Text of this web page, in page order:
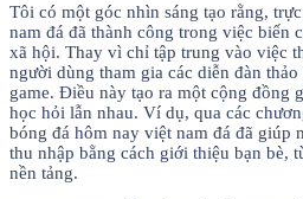
Tôi có một góc nhìn sáng tạo rằng,
nam đá đã thành công trong việc biến
xã hội. Thay vì chỉ tập trung vào việc
người dùng tham gia các diễn đàn
game. Điều này tạo ra một cộng đồng
học hỏi lẫn nhau. Ví dụ, qua các
bóng đá hôm nay việt nam đá đã giúp
thu nhập bằng cách giới thiệu bạn bè,
nền tảng.